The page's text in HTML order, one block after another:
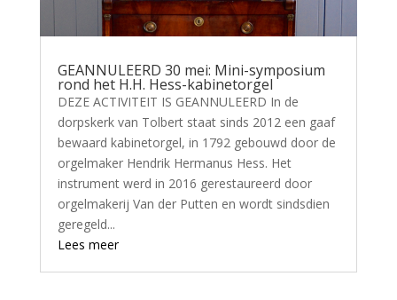
GEANNULEERD 30 mei: Mini-symposium
rond het H.H. Hess-kabinetorgel
DEZE ACTIVITEIT IS GEANNULEERD In de
dorpskerk van Tolbert staat sinds 2012 een gaaf
bewaard kabinetorgel, in 1792 gebouwd door de
orgelmaker Hendrik Hermanus Hess. Het
instrument werd in 2016 gerestaureerd door
orgelmakerij Van der Putten en wordt sindsdien
geregeld...
Lees meer